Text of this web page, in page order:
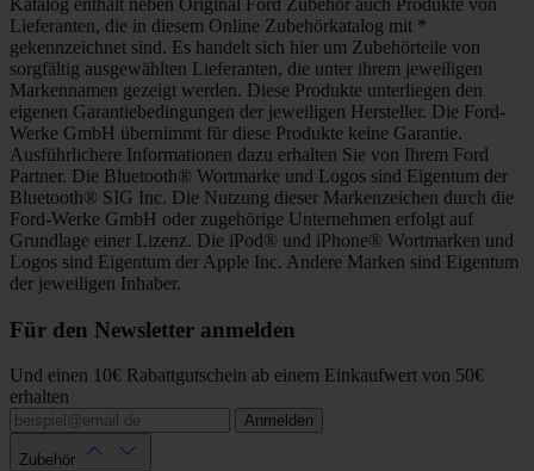
Katalog enthält neben Original Ford Zubehör auch Produkte von
Lieferanten, die in diesem Online Zubehörkatalog mit *
gekennzeichnet sind. Es handelt sich hier um Zubehörteile von
sorgfältig ausgewählten Lieferanten, die unter ihrem jeweiligen
Markennamen gezeigt werden. Diese Produkte unterliegen den
eigenen Garantiebedingungen der jeweiligen Hersteller. Die Ford-
Werke GmbH übernimmt für diese Produkte keine Garantie.
Ausführlichere Informationen dazu erhalten Sie von Ihrem Ford
Partner. Die Bluetooth® Wortmarke und Logos sind Eigentum der
Bluetooth® SIG Inc. Die Nutzung dieser Markenzeichen durch die
Ford-Werke GmbH oder zugehörige Unternehmen erfolgt auf
Grundlage einer Lizenz. Die iPod® und iPhone® Wortmarken und
Logos sind Eigentum der Apple Inc. Andere Marken sind Eigentum
der jeweiligen Inhaber.
Für den Newsletter anmelden
Und einen 10€ Rabattgutschein ab einem Einkaufwert von 50€
erhalten
Anmelden
Zubehör